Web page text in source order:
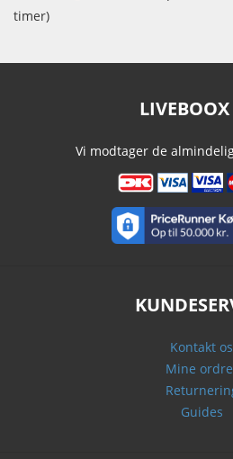
timer)
Vi modtager de
Kontakt os
Mine
Guides